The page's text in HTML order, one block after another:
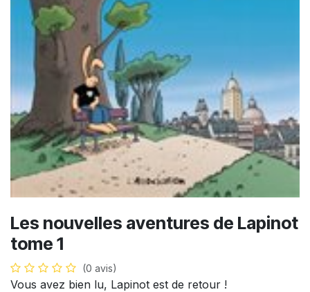
Les nouvelles aventures de Lapinot
tome 1
(0 avis)
Vous avez bien lu, Lapinot est de retour !